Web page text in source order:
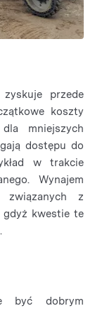
przede
koszty
mniejszych
dostępu do
w trakcie
Wynajem
związanych z
gdyż kwestie te
być dobrym